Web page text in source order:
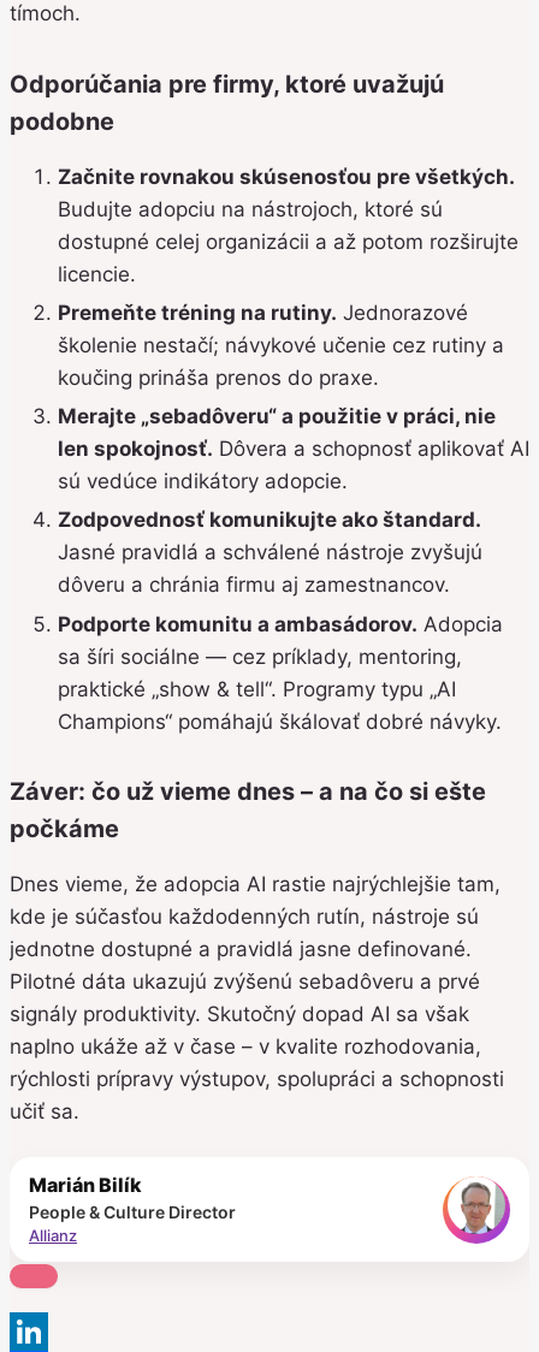
tímoch.
Odporúčania pre firmy, ktoré uvažujú
podobne
Začnite rovnakou skúsenosťou pre všetkých.
Budujte adopciu na nástrojoch, ktoré sú
dostupné celej organizácii a až potom rozširujte
licencie.
Premeňte tréning na rutiny. Jednorazové
školenie nestačí; návykové učenie cez rutiny a
koučing prináša prenos do praxe.
Merajte „sebadôveru“ a použitie v práci, nie
len spokojnosť. Dôvera a schopnosť aplikovať AI
sú vedúce indikátory adopcie.
Zodpovednosť komunikujte ako štandard.
Jasné pravidlá a schválené nástroje zvyšujú
dôveru a chránia firmu aj zamestnancov.
Podporte komunitu a ambasádorov. Adopcia
sa šíri sociálne — cez príklady, mentoring,
praktické „show & tell“. Programy typu „AI
Champions“ pomáhajú škálovať dobré návyky.
Záver: čo už vieme dnes – a na čo si ešte
počkáme
Dnes vieme, že adopcia AI rastie najrýchlejšie tam,
kde je súčasťou každodenných rutín, nástroje sú
jednotne dostupné a pravidlá jasne definované.
Pilotné dáta ukazujú zvýšenú sebadôveru a prvé
signály produktivity. Skutočný dopad AI sa však
naplno ukáže až v čase – v kvalite rozhodovania,
rýchlosti prípravy výstupov, spolupráci a schopnosti
učiť sa.
Marián Bilík
People & Culture Director
Allianz